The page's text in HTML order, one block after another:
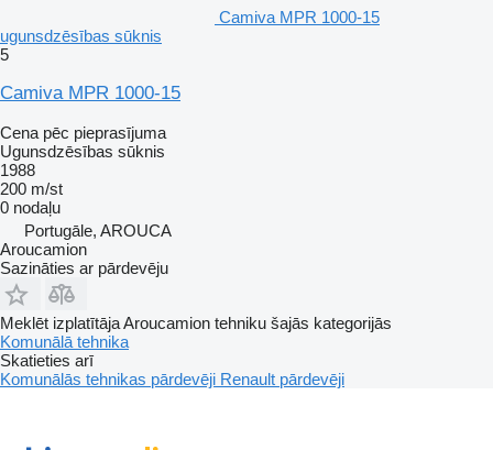
Camiva MPR 1000-15
ugunsdzēsības sūknis
5
Camiva MPR 1000-15
Cena pēc pieprasījuma
Ugunsdzēsības sūknis
1988
200 m/st
0 nodaļu
Portugāle, AROUCA
Aroucamion
Sazināties ar pārdevēju
Meklēt izplatītāja Aroucamion tehniku šajās kategorijās
Komunālā tehnika
Skatieties arī
Komunālās tehnikas pārdevēji Renault pārdevēji